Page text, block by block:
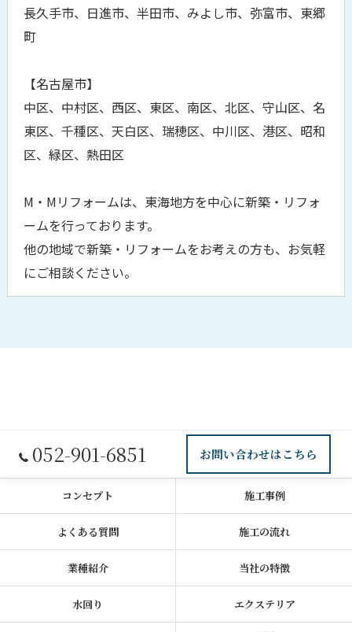
長久手市、日進市、半田市、みよし市、弥富市、東郷
町
【名古屋市】
中区、中村区、西区、東区、南区、北区、守山区、名
東区、千種区、天白区、瑞穂区、中川区、港区、昭和
区、緑区、熱田区
M・Mリフォームは、東海地方を中心に新築・リフォ
ームを行っております。
他の地域で新築・リフォームをお考えの方も、お気軽
にご相談ください。
052-901-6851 お問い合わせはこちら
コンセプト 施工事例
よくある質問 施工の流れ
業種紹介 当社の特徴
水回り エクステリア